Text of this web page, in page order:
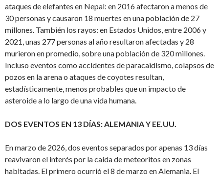
ataques de elefantes en Nepal: en 2016 afectaron a menos de
30 personas y causaron 18 muertes en una población de 27
millones. También los rayos: en Estados Unidos, entre 2006 y
2021, unas 277 personas al año resultaron afectadas y 28
murieron en promedio, sobre una población de 320 millones.
Incluso eventos como accidentes de paracaidismo, colapsos de
pozos en la arena o ataques de coyotes resultan,
estadísticamente, menos probables que un impacto de
asteroide a lo largo de una vida humana.
DOS EVENTOS EN 13 DÍAS: ALEMANIA Y EE.UU.
En marzo de 2026, dos eventos separados por apenas 13 días
reavivaron el interés por la caída de meteoritos en zonas
habitadas. El primero ocurrió el 8 de marzo en Alemania. El